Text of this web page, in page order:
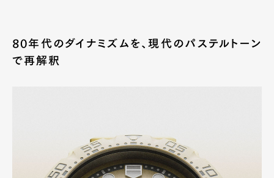
80年代のダイナミズムを、現代のパステルトーン
で再解釈